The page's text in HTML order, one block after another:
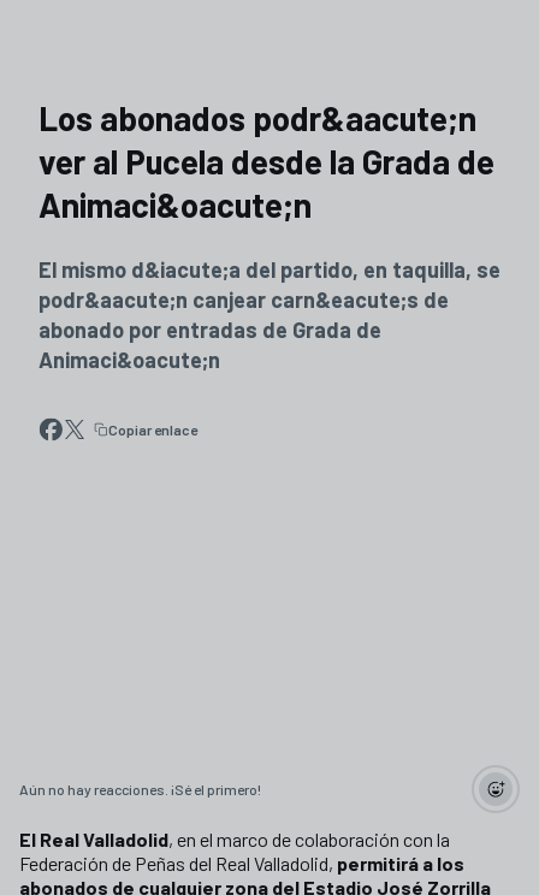
Los abonados podr&aacute;n
ver al Pucela desde la Grada de
Animaci&oacute;n
El mismo d&iacute;a del partido, en taquilla, se
podr&aacute;n canjear carn&eacute;s de
abonado por entradas de Grada de
Animaci&oacute;n
Copiar enlace
Aún no hay reacciones. ¡Sé el primero!
El Real Valladolid, en el marco de colaboración con la
Federación de Peñas del Real Valladolid, permitirá a los
abonados de cualquier zona del Estadio José Zorrilla